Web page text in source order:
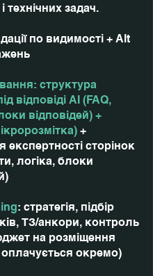
технічних задач.
по видимості + Alt
структура
відповіді AI (FAQ,
відповідей) +
+
експертності сторінок
логіка, блоки
: стратегія, підбір
ТЗ/анкори, контроль
на розміщення
окремо)